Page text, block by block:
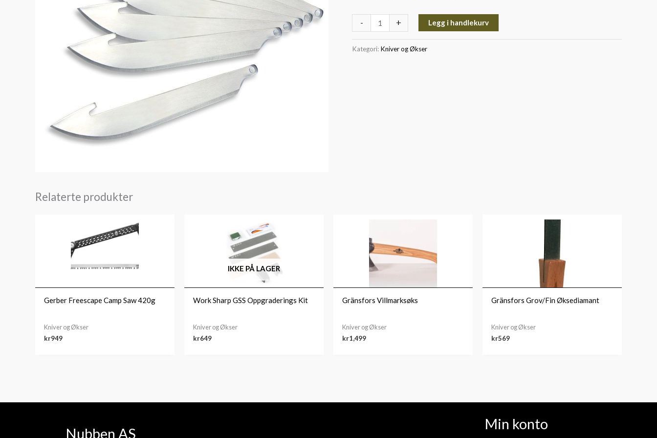
- + Legg i handlekurv
Kategori: Kniver og Økser
Relaterte produkter
Gerber Freescape Camp Saw 420g
Kniver og Økser
kr949
IKKE PÅ LAGER
Work Sharp GSS Oppgraderings Kit
Kniver og Økser
kr649
Gränsfors Villmarksøks
Kniver og Økser
kr1,499
Gränsfors Grov/Fin Øksediamant
Kniver og Økser
kr569
Nubben AS
Min konto